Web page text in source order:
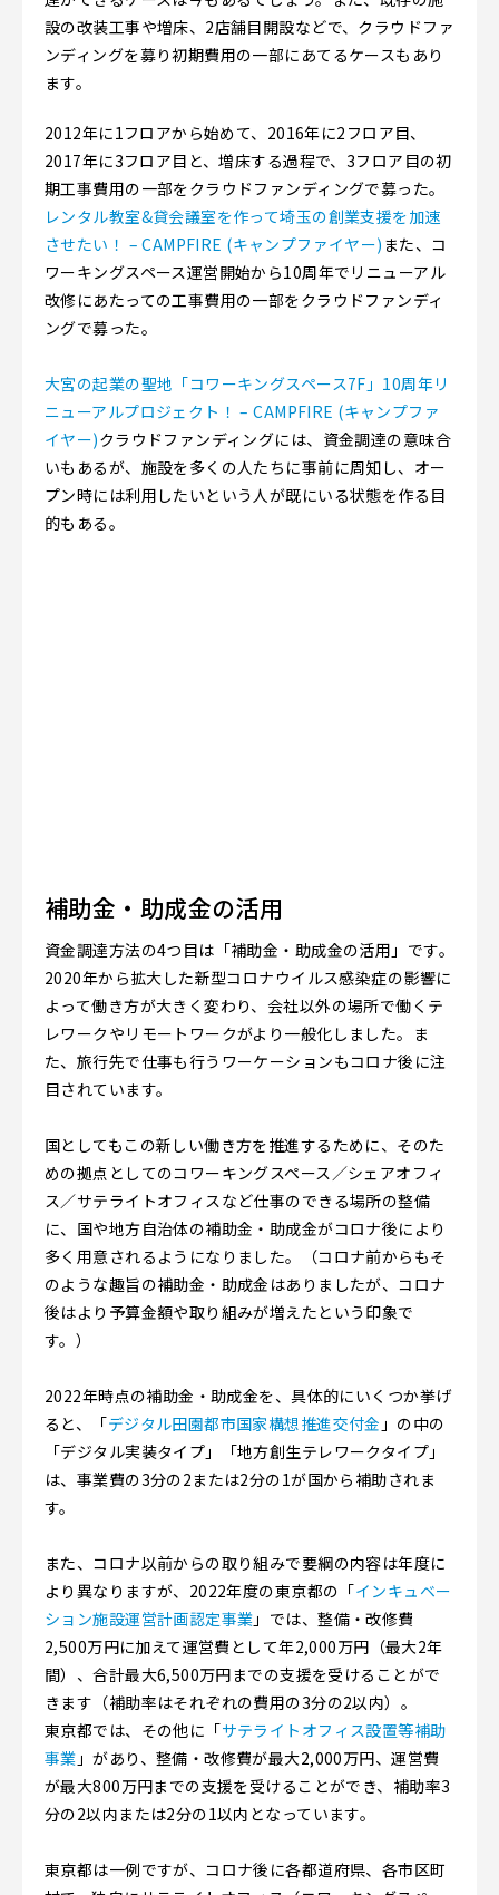
設の改装工事や増床、2店舗目開設などで、クラウドファ
ンディングを募り初期費用の一部にあてるケースもあり
ます。
2012年に1フロアから始めて、2016年に2フロア目、
2017年に3フロア目と、増床する過程で、3フロア目の初
期工事費用の一部をクラウドファンディングで募った。
レンタル教室&貸会議室を作って埼玉の創業支援を加速
させたい！ – CAMPFIRE (キャンプファイヤー) また、コ
ワーキングスペース運営開始から10周年でリニューアル
改修にあたっての工事費用の一部をクラウドファンディ
ングで募った。
大宮の起業の聖地「コワーキングスペース7F」10周年リ
ニューアルプロジェクト！ – CAMPFIRE (キャンプファ
イヤー)クラウドファンディングには、資金調達の意味合
いもあるが、施設を多くの人たちに事前に周知し、オー
プン時には利用したいという人が既にいる状態を作る目
的もある。
補助金・助成金の活用
資金調達方法の4つ目は「補助金・助成金の活用」です。
2020年から拡大した新型コロナウイルス感染症の影響に
よって働き方が大きく変わり、会社以外の場所で働くテ
レワークやリモートワークがより一般化しました。ま
た、旅行先で仕事も行うワーケーションもコロナ後に注
目されています。
国としてもこの新しい働き方を推進するために、そのた
めの拠点としてのコワーキングスペース／シェアオフィ
ス／サテライトオフィスなど仕事のできる場所の整備
に、国や地方自治体の補助金・助成金がコロナ後により
多く用意されるようになりました。（コロナ前からもそ
のような趣旨の補助金・助成金はありましたが、コロナ
後はより予算金額や取り組みが増えたという印象で
す。）
2022年時点の補助金・助成金を、具体的にいくつか挙げ
ると、「デジタル田園都市国家構想推進交付金 」の中の
「デジタル実装タイプ」「地方創生テレワークタイプ」
は、事業費の3分の2または2分の1が国から補助されま
す。
また、コロナ以前からの取り組みで要綱の内容は年度に
より異なりますが、2022年度の東京都の「インキュベー
ション施設運営計画認定事業 」では、整備・改修費
2,500万円に加えて運営費として年2,000万円（最大2年
間）、合計最大6,500万円までの支援を受けることがで
きます（補助率はそれぞれの費用の3分の2以内）。
東京都では、その他に「サテライトオフィス設置等補助
事業 」があり、整備・改修費が最大2,000万円、運営費
が最大800万円までの支援を受けることができ、補助率3
分の2以内または2分の1以内となっています。
東京都は一例ですが、コロナ後に各都道府県、各市区町